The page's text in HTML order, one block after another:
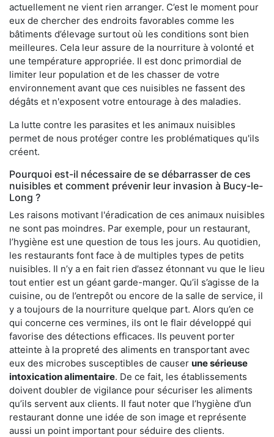
actuellement ne vient rien arranger. C’est le moment pour
eux de chercher des endroits favorables comme les
bâtiments d’élevage surtout où les conditions sont bien
meilleures. Cela leur assure de la nourriture à volonté et
une température appropriée. Il est donc primordial de
limiter leur population et de les chasser de votre
environnement avant que ces nuisibles ne fassent des
dégâts et n'exposent votre entourage à des maladies.
La lutte contre les parasites et les animaux nuisibles
permet de nous protéger contre les problématiques qu'ils
créent.
Pourquoi est-il nécessaire de se débarrasser de ces
nuisibles et comment prévenir leur invasion à Bucy-le-
Long ?
Les raisons motivant l'éradication de ces animaux nuisibles
ne sont pas moindres. Par exemple, pour un restaurant,
l’hygiène est une question de tous les jours. Au quotidien,
les restaurants font face à de multiples types de petits
nuisibles. Il n’y a en fait rien d’assez étonnant vu que le lieu
tout entier est un géant garde-manger. Qu’il s’agisse de la
cuisine, ou de l’entrepôt ou encore de la salle de service, il
y a toujours de la nourriture quelque part. Alors qu’en ce
qui concerne ces vermines, ils ont le flair développé qui
favorise des détections efficaces. Ils peuvent porter
atteinte à la propreté des aliments en transportant avec
eux des microbes susceptibles de causer une sérieuse
intoxication alimentaire. De ce fait, les établissements
doivent doubler de vigilance pour sécuriser les aliments
qu’ils servent aux clients. Il faut noter que l’hygiène d’un
restaurant donne une idée de son image et représente
aussi un point important pour séduire des clients.